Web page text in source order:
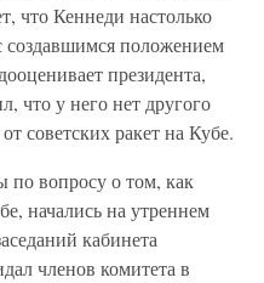
что Кеннеди настолько
создавшимся положением
президента,
что у него нет другого
советских ракет на Кубе.
по вопросу о том, как
начались на утреннем
кабинета
членов комитета в